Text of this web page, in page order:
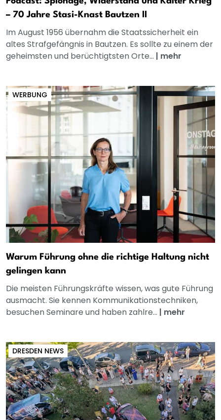
– 70 Jahre Stasi-Knast Bautzen II
Im August 1956 übernahm die Staatssicherheit ein
altes Strafgefängnis in Bautzen. Es sollte zu einem der
geheimsten und berüchtigtsten Orte... | mehr
WERBUNG
Warum Führung ohne die richtige Haltung nicht
gelingen kann
Die meisten Führungskräfte wissen, was gute Führung
ausmacht. Sie kennen Kommunikationstechniken,
besuchen Seminare und haben zahlre... | mehr
DRESDEN NEWS